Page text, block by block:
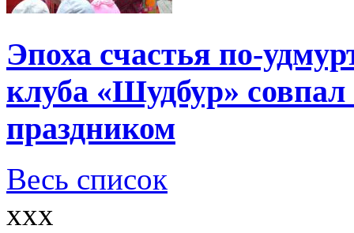
Эпоха счастья по-
клуба «Шудбур»
праздником
Весь список
xxx